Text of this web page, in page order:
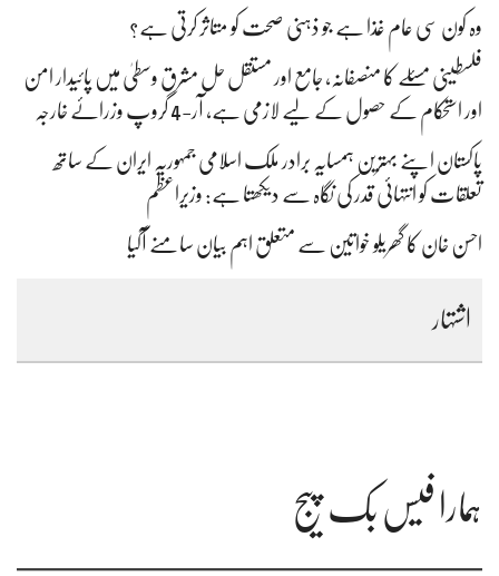
وہ کون سی عام غذا ہے جو ذہنی صحت کو متاثر کرتی ہے؟
فلسطینی مسئلے کا منصفانہ، جامع اور مستقل حل مشرق وسطیٰ میں پائیدار امن
اور استحکام کے حصول کے لیے لازمی ہے، آر-4 گروپ وزرائے خارجہ
پاکستان اپنے بہترین ہمسایہ برادر ملک اسلامی جمہوریہ ایران کے ساتھ
تعلقات کو انتہائی قدر کی نگاہ سے دیکھتا ہے: وزیراعظم
احسن خان کا گھریلو خواتین سے متعلق اہم بیان سامنے آگیا
اشتہار
ہمارا فیس بک پیج